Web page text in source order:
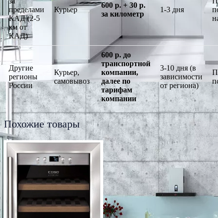
пределами
КАД (2-5
км от
КАД)
Курьер
600 р. + 30 р.
за километр
1-3 дня
Другие
регионы
России
Курьер,
самовывоз
600 р. до
транспортной
компании,
далее по
тарифам
компании
3-10 дня (в
зависимости
от региона)
Похожие товары